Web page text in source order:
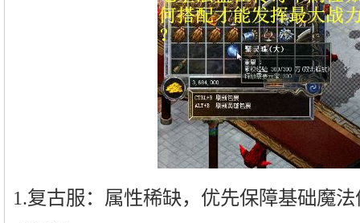
1.复古服：属性稀缺，优先保障基础魔